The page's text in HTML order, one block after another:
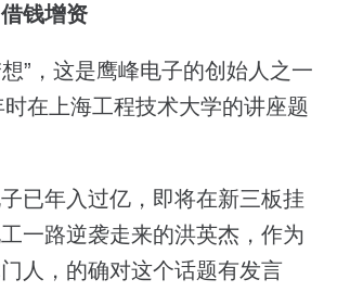
钱增资
想”，这是鹰峰电子的创始人之一
在上海工程技术大学的讲座题
已年入过亿，即将在新三板挂
一路逆袭走来的洪英杰，作为
人，的确对这个话题有发言